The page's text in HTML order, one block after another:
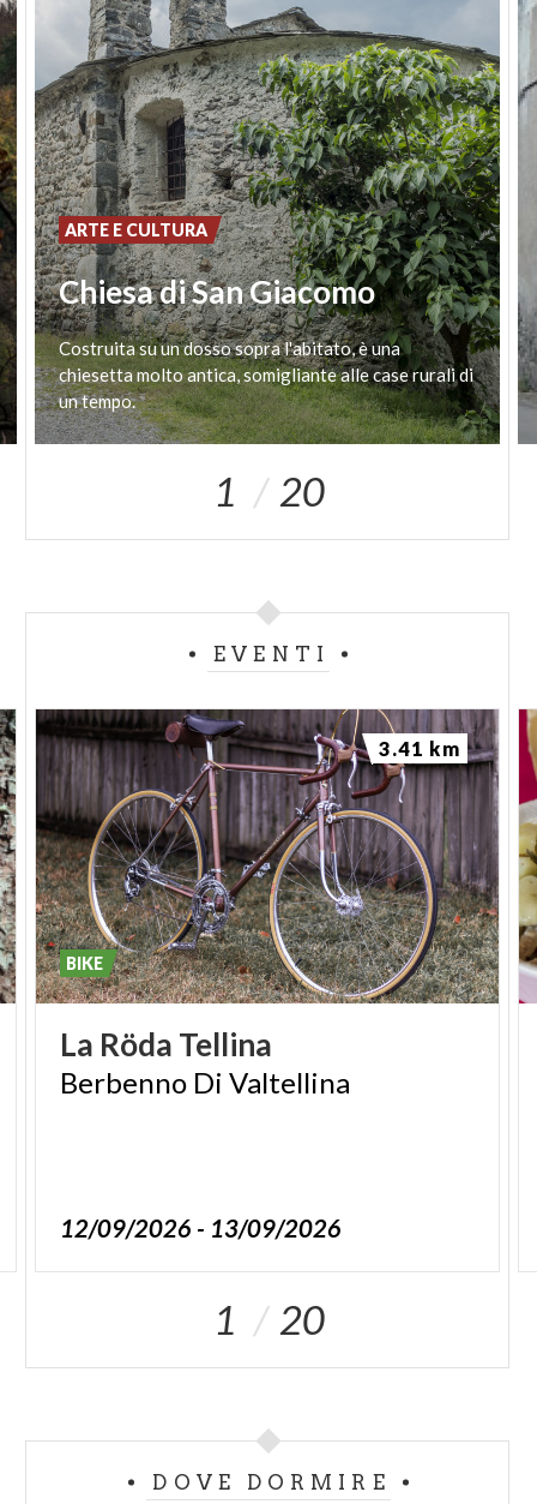
affacciano sulle strade che corrono anch'esse
secondo questo orientamento, mentre un percorso
interno coperto permette di attraversare il nucleo
da nord a sud. Su questo percorso interno si aprono
gli ingressi delle abitazioni. Il nucleo è oggi quasi
interamente abbandonato, le abitazioni sono per lo
più degradate e in parte pericolanti. Le stalle a piano
terreno sono ancora utilizzate, così come le
profonde cantine per la conservazione dei prodotti
alimentari.
Chiesa di San Giacomo
Costruita su un dosso sopra l'abitato, è una
chiesetta molto antica, somigliante alle case rurali di
un tempo.
ARTE E CULTURA
1 20
EVENTI
La Röda Tellina
Berbenno Di Valtellina
12/09/2026 - 13/09/2026
BIKE
3.41 km
1 20
DOVE DORMIRE